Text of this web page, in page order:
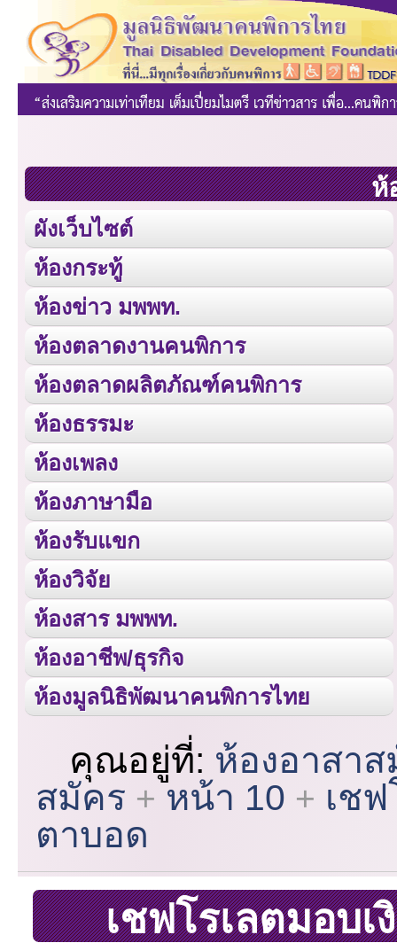
ห้
ผังเว็บไซต์
ห้องกระทู้
ห้องข่าว มพพท.
ห้องตลาดงานคนพิการ
ห้องตลาดผลิตภัณฑ์คนพิการ
ห้องธรรมะ
ห้องเพลง
ห้องภาษามือ
ห้องรับแขก
ห้องวิจัย
ห้องสาร มพพท.
ห้องอาชีพ/ธุรกิจ
ห้องมูลนิธิพัฒนาคนพิการไทย
คุณอยู่ที่: ห้องอาสา
สมัคร
หน้า 10
เช
ตาบอด
เชฟโรเลตมอบ